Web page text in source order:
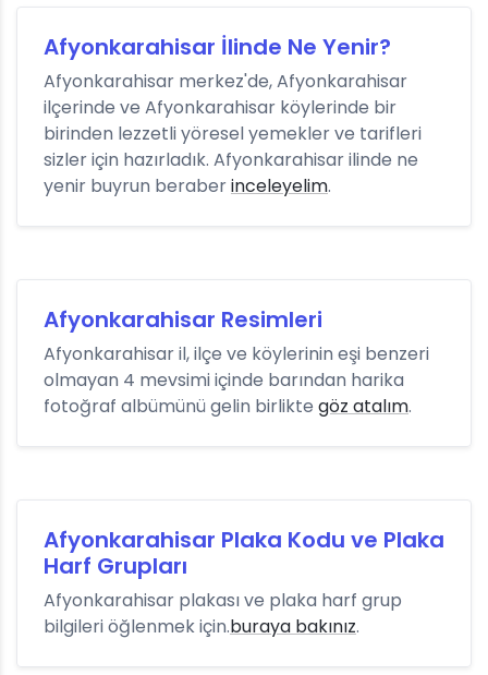
Afyonkarahisar İlinde Ne Yenir?
Afyonkarahisar merkez'de, Afyonkarahisar
ilçerinde ve Afyonkarahisar köylerinde bir
birinden lezzetli yöresel yemekler ve tarifleri
sizler için hazırladık. Afyonkarahisar ilinde ne
yenir buyrun beraberinceleyelim.
Afyonkarahisar Resimleri
Afyonkarahisar il, ilçe ve köylerinin eşi benzeri
olmayan 4 mevsimi içinde barından harika
fotoğraf albümünü gelin birlikte göz atalım.
Afyonkarahisar Plaka Kodu ve Plaka
Harf Grupları
Afyonkarahisar plakası ve plaka harf grup
bilgileri öğlenmek için.buraya bakınız.